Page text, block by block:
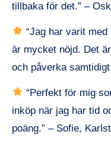
tillbaka för det.” –
“Jag har varit
är mycket nöjd. Det
och påverka
“Perfekt för mig
inköp när jag har tid
poäng.” – Sofie,